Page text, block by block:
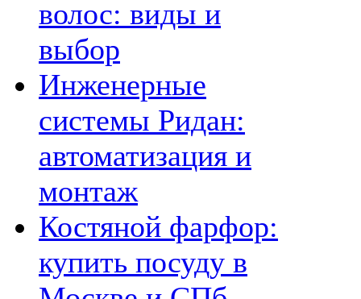
волос: виды и
выбор
Инженерные
системы Ридан:
автоматизация и
монтаж
Костяной фарфор:
купить посуду в